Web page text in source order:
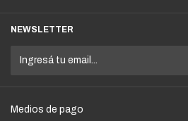
NEWSLETTER
Medios de pago